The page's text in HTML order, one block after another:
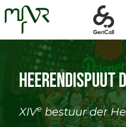
Heerendispuut
XIVe bestuur der